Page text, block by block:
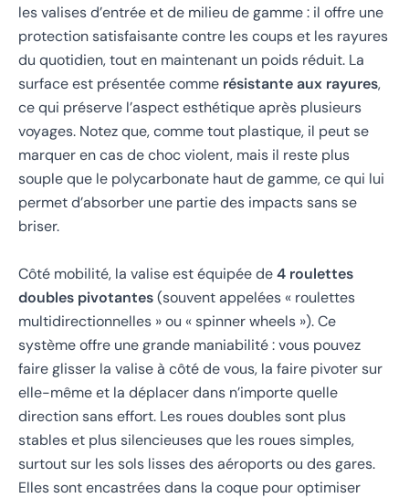
les valises d’entrée et de milieu de gamme : il offre une
protection satisfaisante contre les coups et les rayures
du quotidien, tout en maintenant un poids réduit. La
surface est présentée comme résistante aux rayures,
ce qui préserve l’aspect esthétique après plusieurs
voyages. Notez que, comme tout plastique, il peut se
marquer en cas de choc violent, mais il reste plus
souple que le polycarbonate haut de gamme, ce qui lui
permet d’absorber une partie des impacts sans se
briser.
Côté mobilité, la valise est équipée de4 roulettes
doubles pivotantes(souvent appelées « roulettes
multidirectionnelles » ou « spinner wheels »). Ce
système offre une grande maniabilité : vous pouvez
faire glisser la valise à côté de vous, la faire pivoter sur
elle-même et la déplacer dans n’importe quelle
direction sans effort. Les roues doubles sont plus
stables et plus silencieuses que les roues simples,
surtout sur les sols lisses des aéroports ou des gares.
Elles sont encastrées dans la coque pour optimiser